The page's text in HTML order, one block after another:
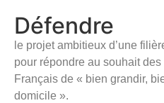
Défendre
le projet ambitieux d’une
pour répondre au souhait des
Français de « bien grandir,
domicile ».